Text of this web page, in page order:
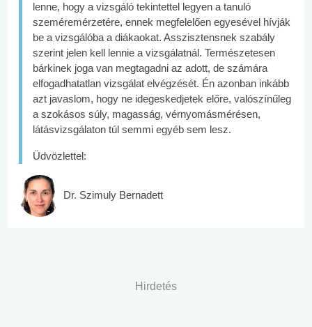
lenne, hogy a vizsgáló tekintettel legyen a tanuló
szeméremérzetére, ennek megfelelően egyesével hívják
be a vizsgálóba a diákaokat. Asszisztensnek szabály
szerint jelen kell lennie a vizsgálatnál. Természetesen
bárkinek joga van megtagadni az adott, de számára
elfogadhatatlan vizsgálat elvégzését. Én azonban inkább
azt javaslom, hogy ne idegeskedjetek előre, valószínűleg
a szokásos súly, magasság, vérnyomásmérésen,
látásvizsgálaton túl semmi egyéb sem lesz.
Üdvözlettel:
Dr. Szimuly Bernadett
Hirdetés